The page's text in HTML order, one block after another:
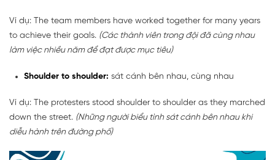
Ví dụ: The team members have worked together for many years
to achieve their goals. (Các thành viên trong đội đã cùng nhau
làm việc nhiều năm để đạt được mục tiêu)
Shoulder to shoulder: sát cánh bên nhau, cùng nhau
Ví dụ: The protesters stood shoulder to shoulder as they marched
down the street. (Những người biểu tình sát cánh bên nhau khi
diễu hành trên đường phố)